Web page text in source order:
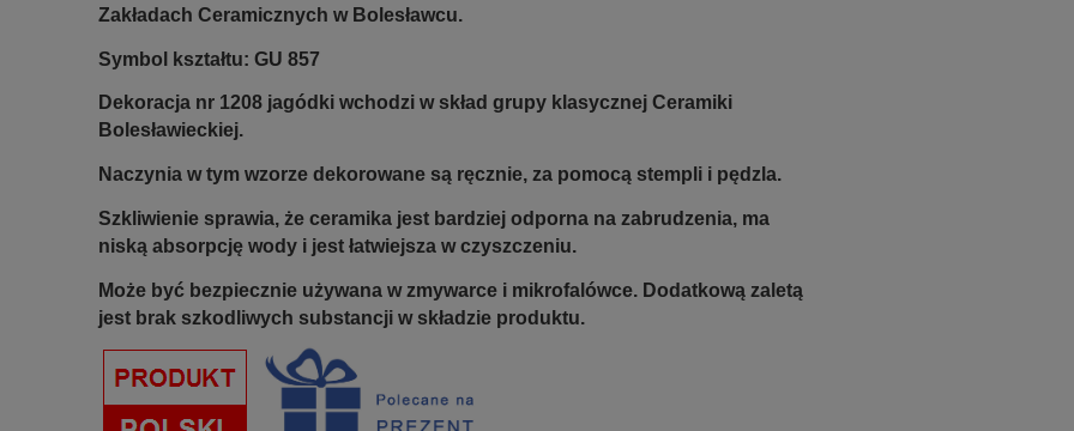
Zakładach Ceramicznych w Bolesławcu.
Symbol kształtu: GU 857
Dekoracja nr 1208 jagódki wchodzi w skład grupy klasycznej Ceramiki
Bolesławieckiej.
Naczynia w tym wzorze dekorowane są ręcznie, za pomocą stempli i pędzla.
Szkliwienie sprawia, że ceramika jest bardziej odporna na zabrudzenia, ma
niską absorpcję wody i jest łatwiejsza w czyszczeniu.
Może być bezpiecznie używana w zmywarce i mikrofalówce. Dodatkową zaletą
jest brak szkodliwych substancji w składzie produktu.